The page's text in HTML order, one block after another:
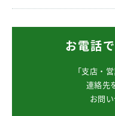
お電話
「支店・
連絡先
お問